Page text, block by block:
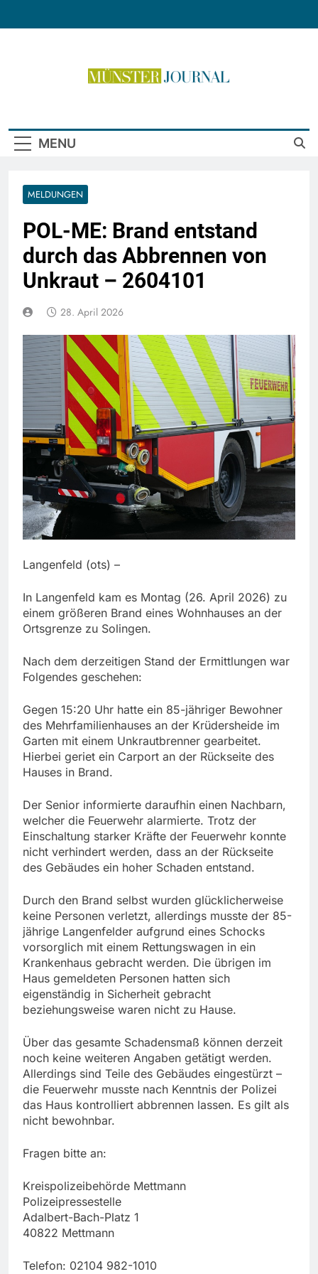
MENU
MELDUNGEN
POL-ME: Brand entstand
durch das Abbrennen von
Unkraut – 2604101
28. April 2026
Langenfeld (ots) –
In Langenfeld kam es Montag (26. April 2026) zu
einem größeren Brand eines Wohnhauses an der
Ortsgrenze zu Solingen.
Nach dem derzeitigen Stand der Ermittlungen war
Folgendes geschehen:
Gegen 15:20 Uhr hatte ein 85-jähriger Bewohner
des Mehrfamilienhauses an der Krüdersheide im
Garten mit einem Unkrautbrenner gearbeitet.
Hierbei geriet ein Carport an der Rückseite des
Hauses in Brand.
Der Senior informierte daraufhin einen Nachbarn,
welcher die Feuerwehr alarmierte. Trotz der
Einschaltung starker Kräfte der Feuerwehr konnte
nicht verhindert werden, dass an der Rückseite
des Gebäudes ein hoher Schaden entstand.
Durch den Brand selbst wurden glücklicherweise
keine Personen verletzt, allerdings musste der 85-
jährige Langenfelder aufgrund eines Schocks
vorsorglich mit einem Rettungswagen in ein
Krankenhaus gebracht werden. Die übrigen im
Haus gemeldeten Personen hatten sich
eigenständig in Sicherheit gebracht
beziehungsweise waren nicht zu Hause.
Über das gesamte Schadensmaß können derzeit
noch keine weiteren Angaben getätigt werden.
Allerdings sind Teile des Gebäudes eingestürzt –
die Feuerwehr musste nach Kenntnis der Polizei
das Haus kontrolliert abbrennen lassen. Es gilt als
nicht bewohnbar.
Fragen bitte an:
Kreispolizeibehörde Mettmann
Polizeipressestelle
Adalbert-Bach-Platz 1
40822 Mettmann
Telefon: 02104 982-1010